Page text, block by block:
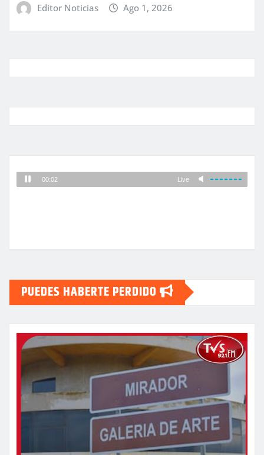
Editor Noticias Ago 1, 2026
PUEDES HABERTE PERDIDO